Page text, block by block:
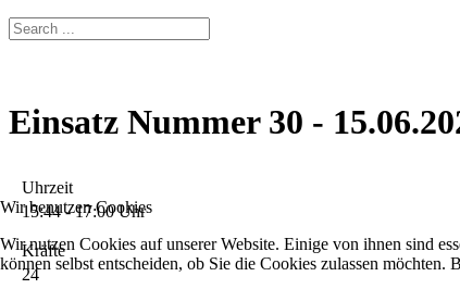
Einsatz Nummer 30 -
Uhrzeit
15:44 - 17:00 Uhr
Kräfte
24
Wir benutzen Cookies
Wir nutzen Cookies auf unserer Website. Einige von ihnen sind
können selbst entscheiden, ob Sie die Cookies zulassen